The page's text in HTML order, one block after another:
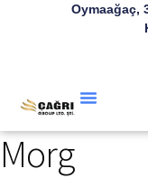
Oymaağaç,
Morg